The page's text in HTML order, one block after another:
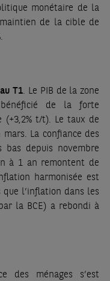
monétaire de la
de la cible de
T1. Le PIB de la zone
de la forte
(+3,2% t/t). Le taux de
La confiance des
depuis novembre
à 1 an remontent de
harmonisée est
l’inflation dans les
la BCE) a rebondi à
des ménages s’est